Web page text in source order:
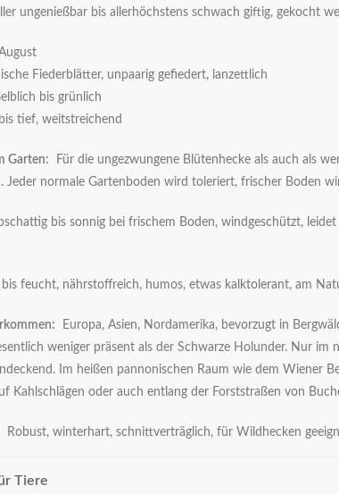
ungenießbar bis allerhöchstens schwach giftig, gekocht
Fiederblätter, unpaarig gefiedert, lanzettlich
bis grünlich
tief, weitstreichend
Garten: Für die ungezwungene Blütenhecke als auch als
Jeder normale Gartenboden wird toleriert, frischer Boden
bis sonnig bei frischem Boden, windgeschützt,
bis feucht, nährstoffreich, humos, etwas kalktolerant, am
Europa, Asien, Nordamerika, bevorzugt in
weniger präsent als der Schwarze Holunder. Nur
Im heißen pannonischen Raum wie dem Wiener
Kahlschlägen oder auch entlang der Forststraßen von
Robust, winterhart, schnittverträglich, für Wildhecken
Tiere